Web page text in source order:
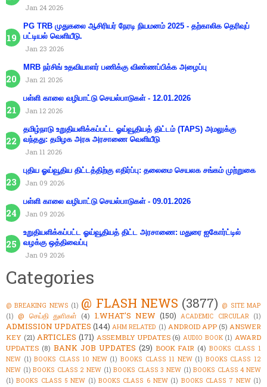
Jan 24 2026
PG TRB முதுகலை ஆசிரியர் நேரடி நியமனம் 2025 - தற்காலிக தெரிவுப்
பட்டியல் வெளியீடு.
Jan 23 2026
MRB நர்சிங் உதவியாளர் பணிக்கு விண்ணப்பிக்க அழைப்பு
Jan 21 2026
பள்ளி காலை வழிபாட்டு செயல்பாடுகள் - 12.01.2026
Jan 12 2026
தமிழ்நாடு உறுதியளிக்கப்பட்ட ஓய்வூதியத் திட்டம் (TAPS) அமலுக்கு
வந்தது: தமிழக அரசு அரசாணை வெளியீடு
Jan 11 2026
புதிய ஓய்வூதிய திட்டத்திற்கு எதிர்ப்பு: தலைமை செயலக சங்கம் முற்றுகை
Jan 09 2026
பள்ளி காலை வழிபாட்டு செயல்பாடுகள் - 09.01.2026
Jan 09 2026
உறுதியளிக்கப்பட்ட ஓய்வூதியத் திட்ட அரசாணை: மதுரை ஐகோர்ட்டில்
வழக்கு ஒத்திவைப்பு
Jan 09 2026
Categories
@ BREAKING NEWS (1) @ FLASH NEWS (3877) @ SITE MAP
(1) @ செய்தி துளிகள் (4) 1.WHAT'S NEW (150) ACADEMIC CIRCULAR (1)
ADMISSION UPDATES (144) AHM RELATED (1) ANDROID APP (5) ANSWER
KEY (21) ARTICLES (171) ASSEMBLY UPDATES (6) AUDIO BOOK (1) AWARD
UPDATES (8) BANK JOB UPDATES (29) BOOK FAIR (4) BOOKS CLASS 1
NEW (1) BOOKS CLASS 10 NEW (1) BOOKS CLASS 11 NEW (1) BOOKS CLASS 12
NEW (1) BOOKS CLASS 2 NEW (1) BOOKS CLASS 3 NEW (1) BOOKS CLASS 4 NEW
(1) BOOKS CLASS 5 NEW (1) BOOKS CLASS 6 NEW (1) BOOKS CLASS 7 NEW (1)